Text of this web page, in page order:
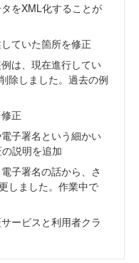
をXML化することが
ていた箇所を修正
は、現在進行してい
除しました。過去の例
正
子署名という細かい
説明を追加
子署名の話から、さ
しました。作業中で
ービスと利用者クラ